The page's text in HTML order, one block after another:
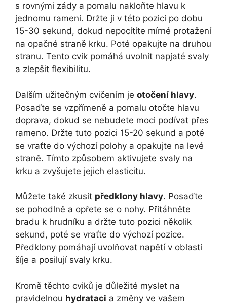
s rovnými zády a pomalu nakloňte hlavu k
jednomu rameni. Držte ji v této pozici po dobu
15-30 sekund, dokud nepocítíte mírné protažení
na opačné straně krku. Poté opakujte na druhou
stranu. Tento cvik pomáhá uvolnit napjaté svaly
a zlepšit flexibilitu.
Dalším užitečným cvičením je otočení hlavy.
Posaďte se vzpřímeně a pomalu otočte hlavu
doprava, dokud se nebudete moci podívat přes
rameno. Držte tuto pozici 15-20 sekund a poté
se vraťte do výchozí polohy a opakujte na levé
straně. Tímto způsobem aktivujete svaly na
krku a zvyšujete jejich elasticitu.
Můžete také zkusit předklony hlavy. Posaďte
se pohodlně a opřete se o nohy. Přitáhněte
bradu k hrudníku a držte tuto pozici několik
sekund, poté se vraťte do výchozí pozice.
Předklony pomáhají uvolňovat napětí v oblasti
šíje a posilují svaly krku.
Kromě těchto cviků je důležité myslet na
pravidelnou hydrataci a změny ve vašem